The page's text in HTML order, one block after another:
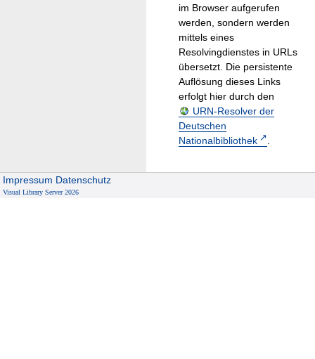
im Browser aufgerufen
werden, sondern werden
mittels eines
Resolvingdienstes in URLs
übersetzt. Die persistente
Auflösung dieses Links
erfolgt hier durch den
URN-Resolver der
Deutschen
Nationalbibliothek
.
Impressum Datenschutz
Visual Library Server 2026